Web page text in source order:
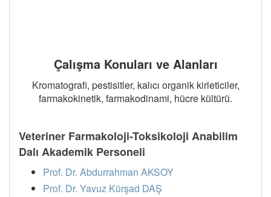
Çalışma Konuları ve Alanları
Kromatografi, pestisitler, kalıcı organik kirleticiler,
farmakokinetik, farmakodinami, hücre kültürü.
Veteriner Farmakoloji-Toksikoloji Anabilim
Dalı Akademik Personeli
Prof. Dr. Abdurrahman AKSOY
Prof. Dr. Yavuz Kürşad DAŞ